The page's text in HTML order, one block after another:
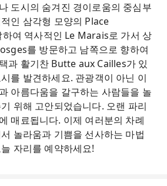
도시의 숨겨진 경이로움의 중심부
인 삼각형 모양의 Place
여 역사적인 Le Marais로 가서 상
를 방문하고 남쪽으로 향하여
과 활기찬 Butte aux Cailles가 있
를 발견하세요. 관광객이 아닌 이
아름다움을 갈구하는 사람들을 놀
위해 고안되었습니다. 오랜 파리
매료됩니다. 이제 여러분의 차례
놀라움과 기쁨을 선사하는 마법
자리를 예약하세요!